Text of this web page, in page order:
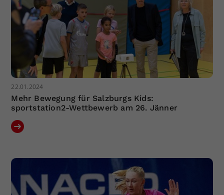
22.01.2024
Mehr Bewegung für Salzburgs Kids:
sportstation2-Wettbewerb am 26. Jänner